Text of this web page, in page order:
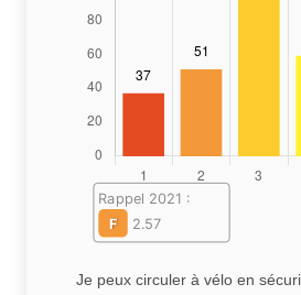
Rappel 2021 :
F
2.57
Je peux circuler à vélo en